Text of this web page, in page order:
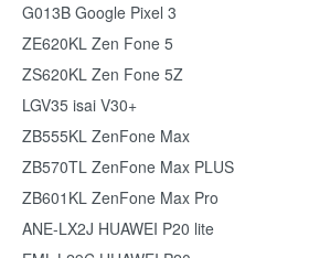
G013B Google Pixel 3
ZE620KL Zen Fone 5
ZS620KL Zen Fone 5Z
LGV35 isai V30+
ZB555KL ZenFone Max
ZB570TL ZenFone Max PLUS
ZB601KL ZenFone Max Pro
ANE-LX2J HUAWEI P20 lite